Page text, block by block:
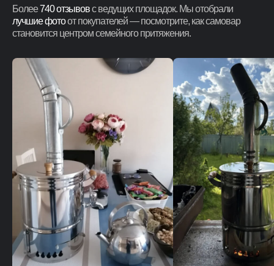
Более740 отзывовс ведущих площадок. Мы отобрали
лучшие фотоот покупателей — посмотрите, как самовар
становится центром семейного притяжения.